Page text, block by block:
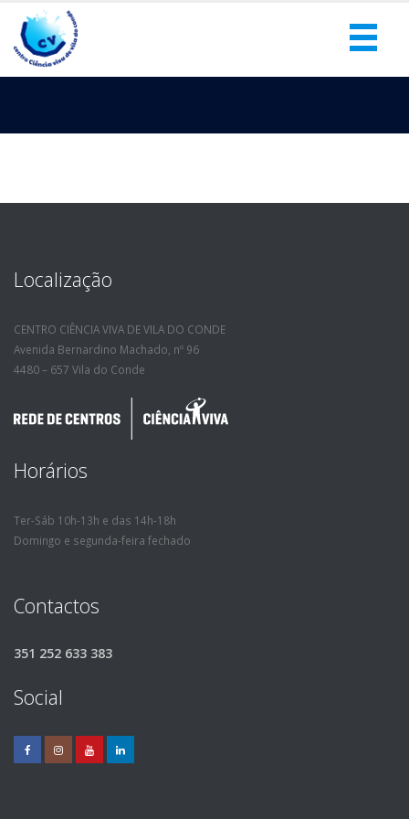
Localização
CENTRO CIÊNCIA VIVA DE VILA DO CONDE
Avenida Bernardino Machado, nº 96
4480 – 657 Vila do Conde
Horários
Ter-Sáb 10h-13h e das 14h-18h
Domingo e segunda-feira fechado
Contactos
351 252 633 383
Social